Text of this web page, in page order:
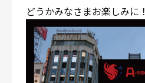
どうかみなさまお楽しみに！